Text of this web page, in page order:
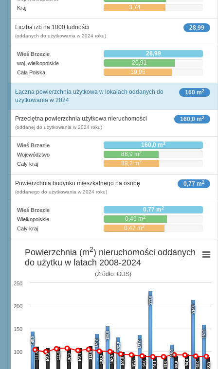
Kraj 3,74
28,99
Liczba izb na 1000 ludności
(oddanych do użytkowania w 2024 roku)
Wieś Brzezie 28,99
woj. wielkopolskie 20,91
Cała Polska 19,95
160 m2
Łączna powierzchnia użytkowa w lokalach oddanych do
użytkowania w 2024
160,0 m2
Przeciętna powierzchnia użytkowa nieruchomości
(oddanej do użytkowania w 2024 roku)
Wieś Brzezie 160,0 m2
Województwo 88,9 m2
Cały kraj 89,2 m2
0,77 m2
Powierzchnia budynku mieszkalnego na osobę
(oddanego do użytkowania w 2024 roku)
Wieś Brzezie 0,77 m2
Wielkopolskie 0,49 m2
Cały kraj 0,47 m2
(Źródło: GUS)
145,0 139,0
156,0
132,0
137,0
233,0
116,0
214,0
160,0
111,8 108,3 111,4 107,3 108,1 112,6 103,3 102,9 100,5 93,5 94,0 91,1 91,6 90,9 94,4 92,0 88,9
100
150
200
250
Powierzchnia (m2) nieruchomości oddanych
do użytku w latach 2008-2024